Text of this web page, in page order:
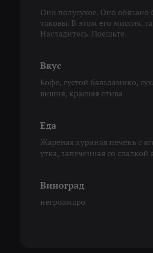
Оно полусухое. Оно обязано
таковы. В этом его миссия,
Насладитесь. Поешьте.
Вкус
Кофе, густой бальзамико,
вишня, красная слива
Еда
Жареная куриная печень с
утка, запеченная со сладкой
Виноград
негроамаро